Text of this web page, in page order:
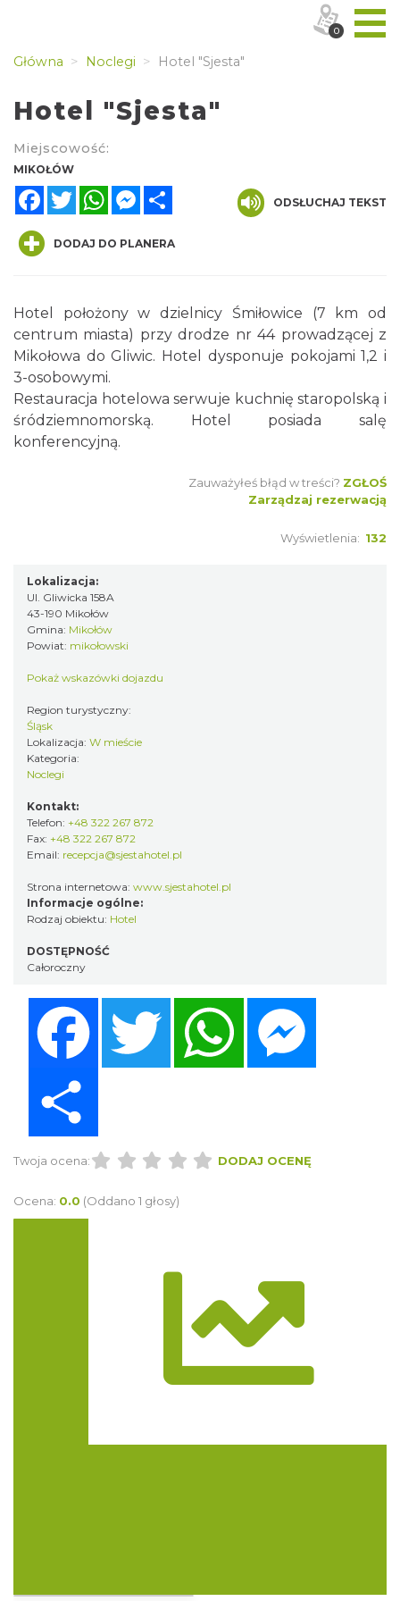
Główna Noclegi Hotel "Sjesta"
Hotel "Sjesta"
Miejscowość:
MIKOŁÓW
FacebookTwitterWhatsAppMessenger
ODSŁUCHAJ TEKST
DODAJ DO PLANERA
Hotel położony w dzielnicy Śmiłowice (7 km od
centrum miasta) przy drodze nr 44 prowadzącej z
Mikołowa do Gliwic. Hotel dysponuje pokojami 1,2 i
3-osobowymi.
Restauracja hotelowa serwuje kuchnię staropolską i
śródziemnomorską. Hotel posiada salę
konferencyjną.
Zauważyłeś błąd w treści? ZGŁOŚ
Zarządzaj rezerwacją
Wyświetlenia: 132
Lokalizacja:
Ul. Gliwicka 158A
43-190 Mikołów
Gmina: Mikołów
Powiat: mikołowski
Pokaż wskazówki dojazdu
Region turystyczny:
Śląsk
Lokalizacja: W mieście
Kategoria:
Noclegi
Kontakt:
Telefon: +48 322 267 872
Fax: +48 322 267 872
Email: recepcja@sjestahotel.pl
Strona internetowa: www.sjestahotel.pl
Informacje ogólne:
Rodzaj obiektu: Hotel
DOSTĘPNOŚĆ
Całoroczny
Twitter WhatsApp
Twoja ocena: DODAJ OCENĘ
Ocena: 0.0 (Oddano 1 głosy)
Trasa
0